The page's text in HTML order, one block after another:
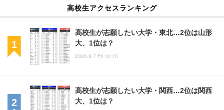
高校生アクセスランキング
高校生が志願したい大学・東北…2位は山形
大、1位は？
2026.8.7 Fri 10:15
高校生が志願したい大学・関西…2位は関西
大、1位は？